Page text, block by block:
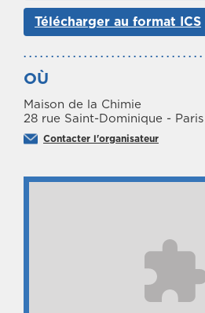
Télécharger au format ICS
OÙ
Maison de la Chimie
28 rue Saint-Dominique -
Contacter l'organisateur